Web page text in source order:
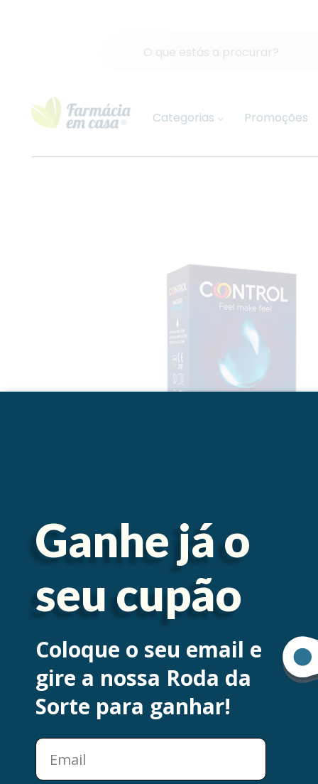
Categorias Promoções
Em momentos de intimidade, é bom que tudo corra
problemas. A elevada lubrificação do preservativo
forma ergonómica permitem viver a relação com
intensidade, facilitando a penetração e oferecendo
natural e espontâneo.
Ganhe já o
seu cupão
Coloque o seu email e
gire a nossa Roda da
Sorte para ganhar!